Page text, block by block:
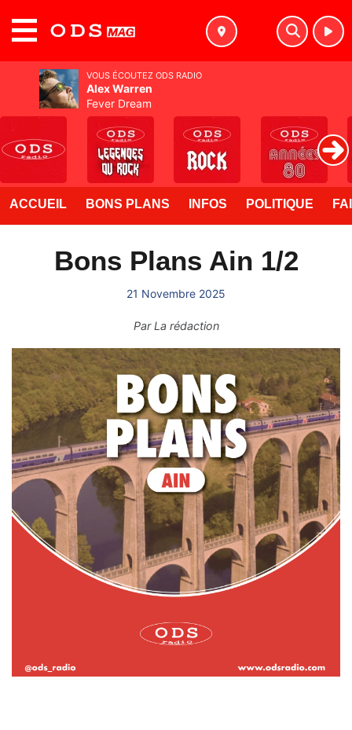
ACCUEIL BONS PLANS INFOS POLITIQUE
Bons Plans Ain 1/2
21 Novembre 2025
ParLa rédaction
VOUS ÉCOUTEZ ODS RADIO
Alex Warren
Fever Dream